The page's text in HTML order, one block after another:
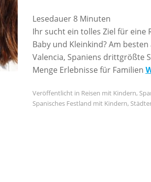
Lesedauer 8 Minuten
Ihr sucht ein tolles Ziel für eine
Baby und Kleinkind? Am
Valencia, Spaniens drittgrößte
Menge Erlebnisse für Familien
Veröffentlicht in Reisen mit Kindern,
Spanisches Festland mit Kindern,